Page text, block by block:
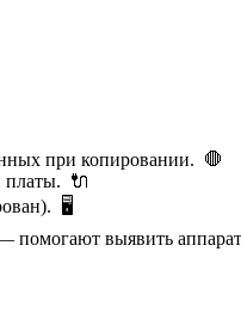
при копировании. 🛑
платы. 🔌
🖥️
помогают выявить